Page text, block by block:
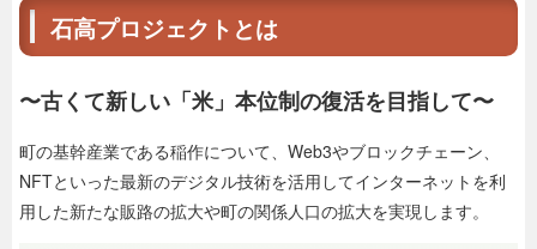
石高プロジェクトとは
〜古くて新しい「米」本位制の復活を目指して〜
町の基幹産業である稲作について、Web3やブロックチェーン、
NFTといった最新のデジタル技術を活用してインターネットを利
用した新たな販路の拡大や町の関係人口の拡大を実現します。